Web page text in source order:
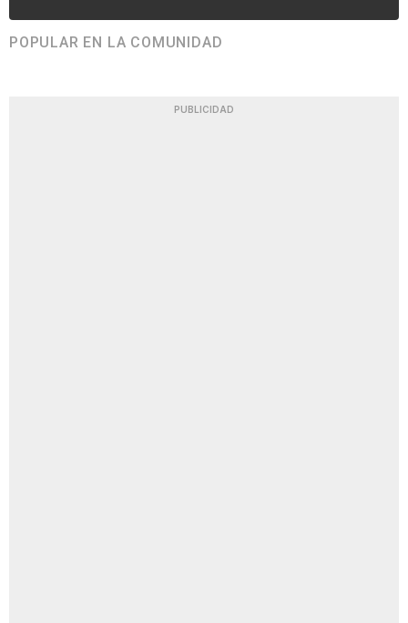
POPULAR EN LA COMUNIDAD
PUBLICIDAD